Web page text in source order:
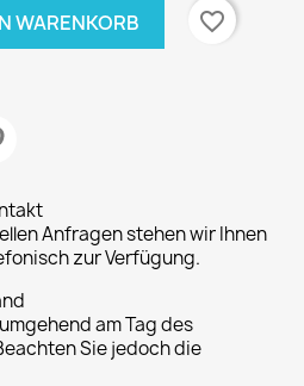
WARENKORB
favorite_border
Anfragen stehen wir Ihnen
zur Verfügung.
am Tag des
Sie jedoch die